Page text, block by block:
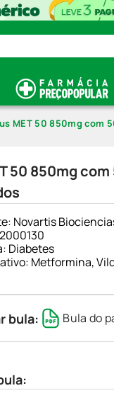
MET 50 850mg com
50 850mg com
Novartis
Diabetes
Metformina,
bula: Bula do